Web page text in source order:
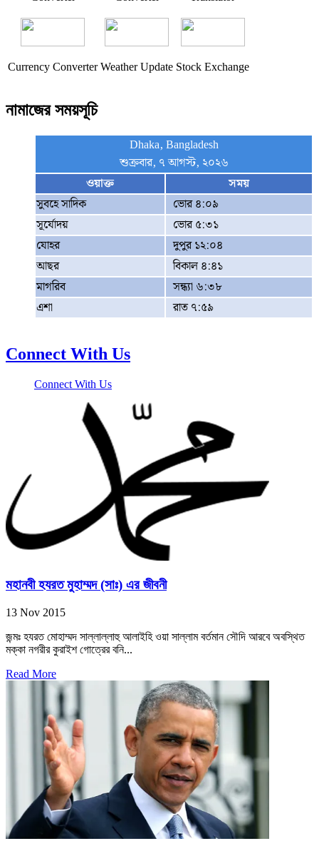
Currency Converter Weather Update Stock Exchange
নামাজের সময়সূচি
Dhaka, Bangladesh
শুক্রবার, ৭ আগস্ট, ২০২৬
ওয়াক্ত
সময়
সুবহে সাদিক
ভোর ৪:০৯
সূর্যোদয়
ভোর ৫:৩১
যোহর
দুপুর ১২:০৪
আছর
বিকাল ৪:৪১
মাগরিব
সন্ধ্যা ৬:৩৮
এশা
রাত ৭:৫৯
Connect With Us
Connect With Us
মহানবী হযরত মুহাম্মদ (সাঃ) এর জীবনী
13 Nov 2015
জন্মঃ হযরত মোহাম্মদ সাল্লাল্লাহু আলাইহি ওয়া সাল্লাম বর্তমান সৌদি আরবে অবস্থিত
মক্কা নগরীর কুরাইশ গোত্রের বনি...
Read More